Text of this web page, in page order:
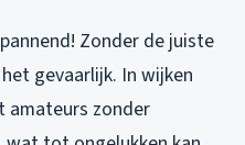
Zonder de juiste
gevaarlijk. In wijken
amateurs zonder